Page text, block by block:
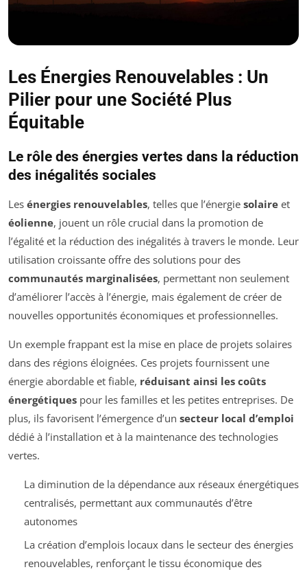
Les Énergies Renouvelables : Un
Pilier pour une Société Plus
Équitable
Le rôle des énergies vertes dans la réduction
des inégalités sociales
Les énergies renouvelables, telles que l’énergie solaire et
éolienne, jouent un rôle crucial dans la promotion de
l’égalité et la réduction des inégalités à travers le monde. Leur
utilisation croissante offre des solutions pour des
communautés marginalisées, permettant non seulement
d’améliorer l’accès à l’énergie, mais également de créer de
nouvelles opportunités économiques et professionnelles.
Un exemple frappant est la mise en place de projets solaires
dans des régions éloignées. Ces projets fournissent une
énergie abordable et fiable, réduisant ainsi les coûts
énergétiques pour les familles et les petites entreprises. De
plus, ils favorisent l’émergence d’un secteur local d’emploi
dédié à l’installation et à la maintenance des technologies
vertes.
La diminution de la dépendance aux réseaux énergétiques
centralisés, permettant aux communautés d’être
autonomes
La création d’emplois locaux dans le secteur des énergies
renouvelables, renforçant le tissu économique des